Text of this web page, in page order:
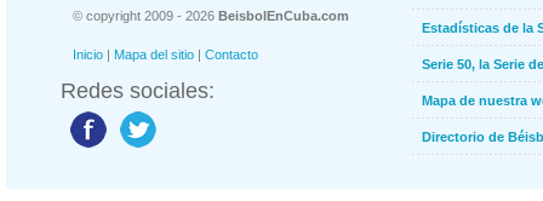
© copyright 2009 - 2026 BeisbolEnCuba.com
Inicio | Mapa del sitio | Contacto
Redes sociales:
Estadísticas de la
Serie 50, la Serie
Mapa de nuestra
Directorio de